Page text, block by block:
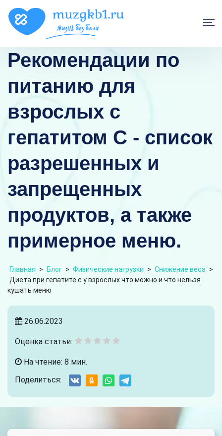
Рекомендации по
питанию для
взрослых с
гепатитом С - список
разрешенных и
запрещенных
продуктов, а также
примерное меню.
Главная > Блог > Физические нагрузки > Снижение веса >
Диета при гепатите с у взрослых что можно и что нельзя
кушать меню
26.06.2023
Оценка статьи:
На чтение: 8 мин.
Поделиться: